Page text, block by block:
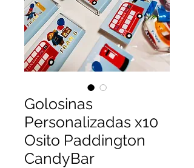
Golosinas
Personalizadas x10
Osito Paddington
CandyBar